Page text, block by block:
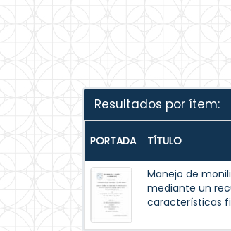
Resultados por ítem:
PORTADA TÍTULO
Manejo de
mediante un
características